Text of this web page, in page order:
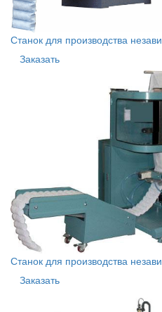
Станок для производства
Заказать
Станок для производства
Заказать